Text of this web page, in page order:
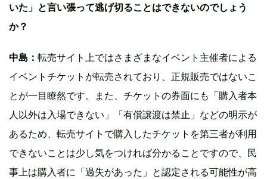
いた」と言い張って逃げ切ることはできないのでしょう
か？
中島： 転売サイト上ではさまざまなイベント主催者による
イベントチケットが転売されており、正規販売ではないこ
とが一目瞭然です。また、チケットの券面にも「購入者本
人以外は入場できない」「有償譲渡は禁止」などの明示が
あるため、転売サイトで購入したチケットを第三者が利用
できないことは少し気をつければ分かることですので、民
事上は購入者に「過失があった」と認定される可能性が高